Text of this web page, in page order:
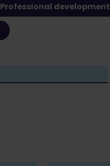
Professional development